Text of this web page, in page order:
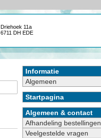
Driehoek 11a
6711 DH EDE
Informatie
Algemeen
Startpagina
Algemeen & contact
Afhandeling bestellingen
Veelgestelde vragen